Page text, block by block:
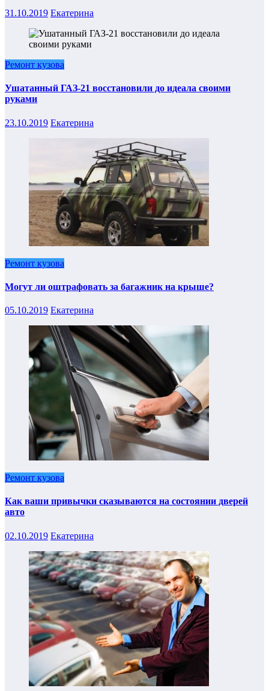
31.10.2019 Екатерина
Ремонт кузова
Ушатанный ГАЗ-21 восстановили до идеала своими
руками
23.10.2019 Екатерина
Ремонт кузова
Могут ли оштрафовать за багажник на крыше?
05.10.2019 Екатерина
Ремонт кузова
Как ваши привычки сказываются на состоянии дверей
авто
02.10.2019 Екатерина